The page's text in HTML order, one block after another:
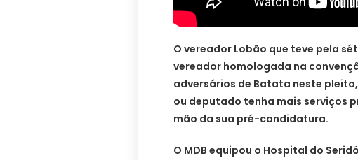
O vereador Lobão que teve pela
vereador homologada na
adversários de Batata neste
ou deputado tenha mais serviços
mão da sua pré-candidatura.
O MDB equipou o Hospital do